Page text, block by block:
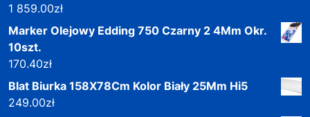
1 859.00zł
Marker Olejowy Edding 750 Czarny 2 4Mm Okr.
10szt.
170.40zł
Blat Biurka 158X78Cm Kolor Biały 25Mm Hi5
249.00zł